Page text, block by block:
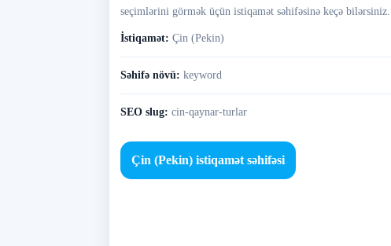
seçimlərini görmək üçün istiqamət səhifəsinə keçə bilərsiniz.
İstiqamət: Çin (Pekin)
Səhifə növü: keyword
SEO slug: cin-qaynar-turlar
Çin (Pekin) istiqamət səhifəsi